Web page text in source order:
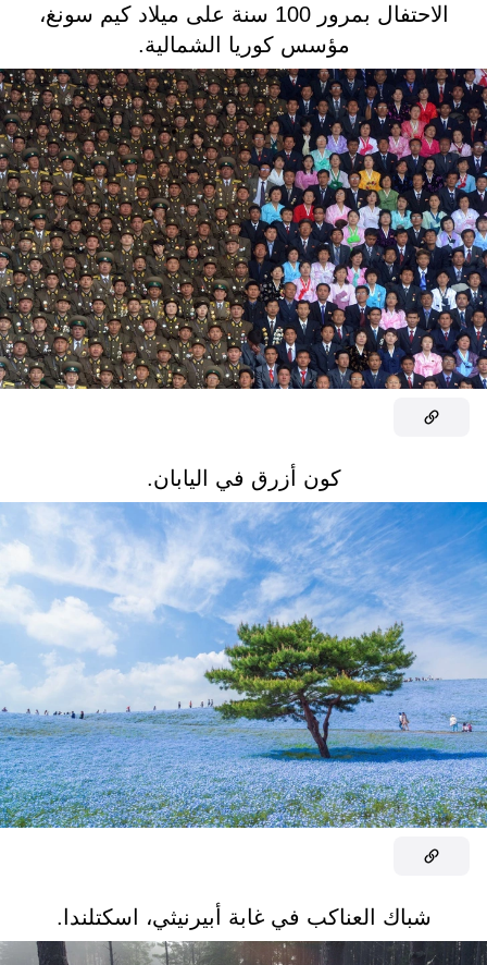
الاحتفال بمرور 100 سنة على ميلاد كيم سونغ،
مؤسس كوريا الشمالية.
كون أزرق في اليابان.
شباك العناكب في غابة أبيرنيثي، اسكتلندا.